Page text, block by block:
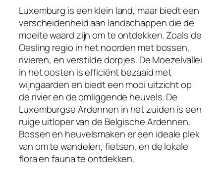
Luxemburg is een klein land, maar biedt een
verscheidenheid aan landschappen die de
moeite waard zijn om te ontdekken. Zoals de
Oesling regio in het noorden met bossen,
rivieren, en verstilde dorpjes. De Moezelvallei
in het oosten is efficiënt bezaaid met
wijngaarden en biedt een mooi uitzicht op
de rivier en de omliggende heuvels. De
Luxemburgse Ardennen in het zuiden is een
ruige uitloper van de Belgische Ardennen.
Bossen en heuvelsmaken er een ideale plek
van om te wandelen, fietsen, en de lokale
flora en fauna te ontdekken.